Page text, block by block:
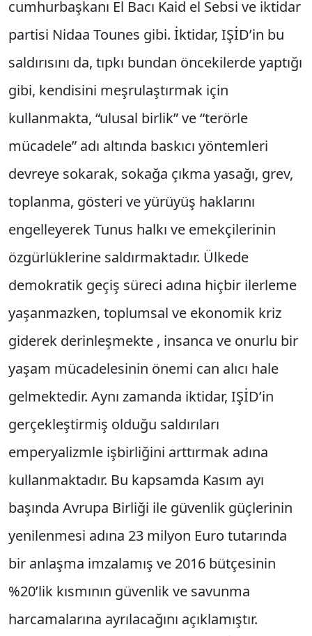
cumhurbaşkanı El Bacı Kaid el Sebsi ve iktidar
partisi Nidaa Tounes gibi. İktidar, IŞİD’in bu
saldırısını da, tıpkı bundan öncekilerde yaptığı
gibi, kendisini meşrulaştırmak için
kullanmakta, “ulusal birlik” ve “terörle
mücadele” adı altında baskıcı yöntemleri
devreye sokarak, sokağa çıkma yasağı, grev,
toplanma, gösteri ve yürüyüş haklarını
engelleyerek Tunus halkı ve emekçilerinin
özgürlüklerine saldırmaktadır. Ülkede
demokratik geçiş süreci adına hiçbir ilerleme
yaşanmazken, toplumsal ve ekonomik kriz
giderek derinleşmekte , insanca ve onurlu bir
yaşam mücadelesinin önemi can alıcı hale
gelmektedir. Aynı zamanda iktidar, IŞİD’in
gerçekleştirmiş olduğu saldırıları
emperyalizmle işbirliğini arttırmak adına
kullanmaktadır. Bu kapsamda Kasım ayı
başında Avrupa Birliği ile güvenlik güçlerinin
yenilenmesi adına 23 milyon Euro tutarında
bir anlaşma imzalamış ve 2016 bütçesinin
%20’lik kısmının güvenlik ve savunma
harcamalarına ayrılacağını açıklamıştır.